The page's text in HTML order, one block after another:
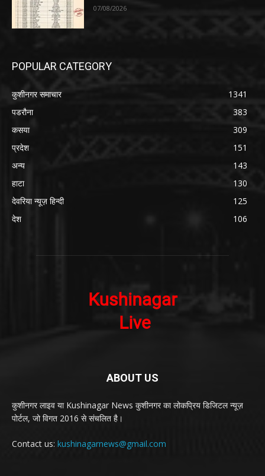
07/08/2026
POPULAR CATEGORY
कुशीनगर समाचार
1341
पडरौना
383
कसया
309
प्रदेश
151
अन्य
143
हाटा
130
देवरिया न्यूज़ हिन्दी
125
देश
106
ABOUT US
कुशीनगर लाइव या Kushinagar News कुशीनगर का लोकप्रिय डिजिटल न्यूज़
पोर्टल, जो विगत 2016 से संचलित है।
Contact us: kushinagarnews@gmail.com